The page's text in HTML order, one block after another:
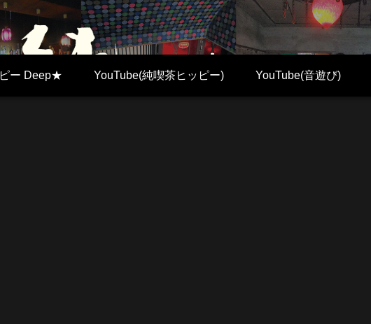
ー Deep★ YouTube(純喫茶ヒッピー) YouTube(音遊び)